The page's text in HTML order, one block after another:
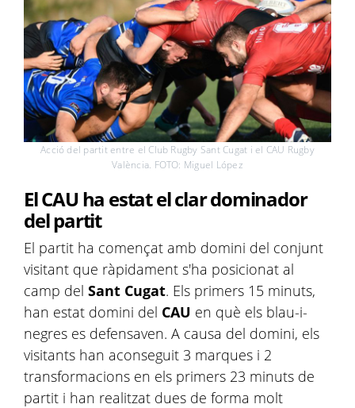
Acció del partit entre el Club Rugby Sant Cugat i el CAU Rugby
València. FOTO: Miguel López
El CAU ha estat el clar dominador
del partit
El partit ha començat amb domini del conjunt
visitant que ràpidament s'ha posicionat al
camp del Sant Cugat. Els primers 15 minuts,
han estat domini del CAU en què els blau-i-
negres es defensaven. A causa del domini, els
visitants han aconseguit 3 marques i 2
transformacions en els primers 23 minuts de
partit i han realitzat dues de forma molt